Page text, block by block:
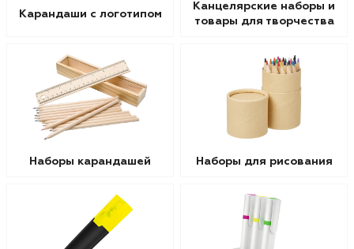
Карандаши с логотипом
Канцелярские наборы и
товары для творчества
Наборы карандашей Наборы для рисования